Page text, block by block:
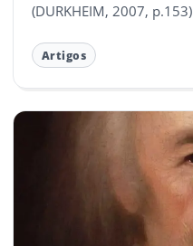
(DURKHEIM, 2007,
Artigos